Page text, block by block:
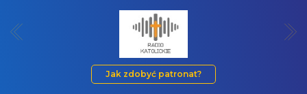
Jak zdobyć patronat?